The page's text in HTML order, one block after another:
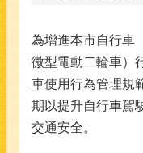
為增進本市自行車
微型電動二輪車）
車使用行為管理規
期以提升自行車駕
交通安全。